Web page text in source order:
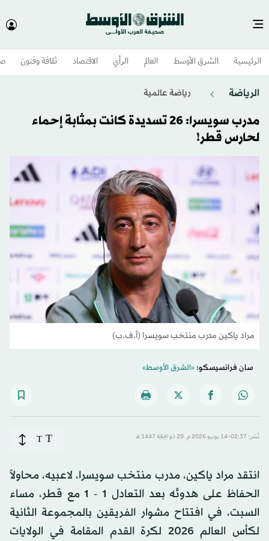
الرئيسية الشرق الأوسط​ العالم الرأي الاقتصاد ثقافة وفنون
الرياضة رياضة عالمية
مدرب سويسرا: 26 تسديدة كانت بمثابة إحماء
لحارس قطر!
مراد ياكين مدرب منتخب سويسرا (أ.ف.ب)
سان فرانسيسكو:«الشرق الأوسط»
نُشر: 02:37-14 يونيو 2026 م ـ 29 ذو الحِجّة 1447 هـ T
T
انتقد مراد ياكين، مدرب منتخب سويسرا، لاعبيه، محاولاً
الحفاظ على هدوئه بعد التعادل 1 - 1 مع قطر، مساء
السبت، في افتتاح مشوار الفريقين بالمجموعة الثانية
لكأس العالم 2026 لكرة القدم المقامة في الولايات